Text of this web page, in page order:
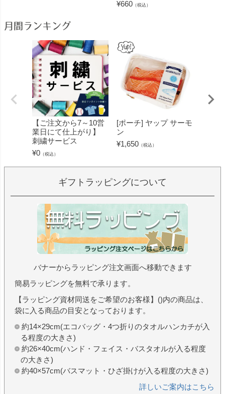
¥660 （税込）
月間ランキング
【ご注文から7～10営
業日にて仕上がり】
刺繍サービス
¥0 （税込）
[ポーチ] ヤップ サーモ
ン
¥1,650 （税込）
ギフトラッピングについて
バナーからラッピング注文画面へ移動できます
簡易ラッピングを無料で承ります。
【ラッピング資材同送をご希望のお客様】()内の商品は、
袋に入る商品の目安となっております。
約14×29cm(エコバッグ・4つ折りのタオルハンカチが入
る程度の大きさ)
約26×40cm(ハンド・フェイス・バスタオルが入る程度
の大きさ)
約40×57cm(バスマット・ひざ掛けが入る程度の大きさ)
詳しいご案内はこちら